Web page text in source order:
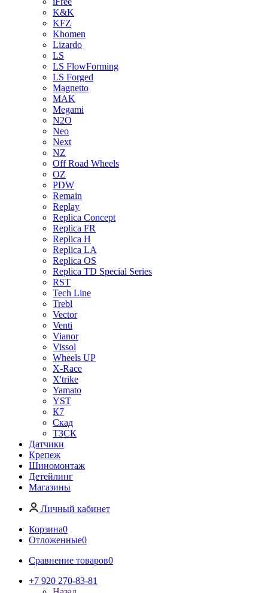
K&K
KFZ
Khomen
Lizardo
LS
LS FlowForming
LS Forged
Magnetto
MAK
Megami
N2O
Neo
Next
NZ
Off Road Wheels
OZ
PDW
Remain
Replay
Replica Concept
Replica FR
Replica H
Replica LA
Replica OS
Replica TD Special Series
RST
Tech Line
Trebl
Vector
Venti
Vianor
Vissol
Wheels UP
X-Race
X'trike
Yamato
YST
К7
Скад
ТЗСК
Датчики
Крепеж
Шиномонтаж
Детейлинг
Магазины
Личный кабинет
Корзина0
Отложенные0
Сравнение товаров0
+7 920 270-83-81